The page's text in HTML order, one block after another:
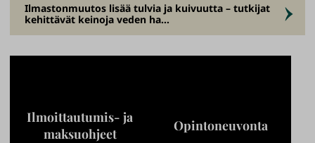
Ilmastonmuutos lisää tulvia ja kuivuutta – tutkijat
kehittävät keinoja veden ha…
Ilmoittautumis- ja
maksuohjeet
Opintoneuvonta